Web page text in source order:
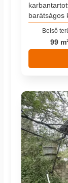
barátságos
Belső
99